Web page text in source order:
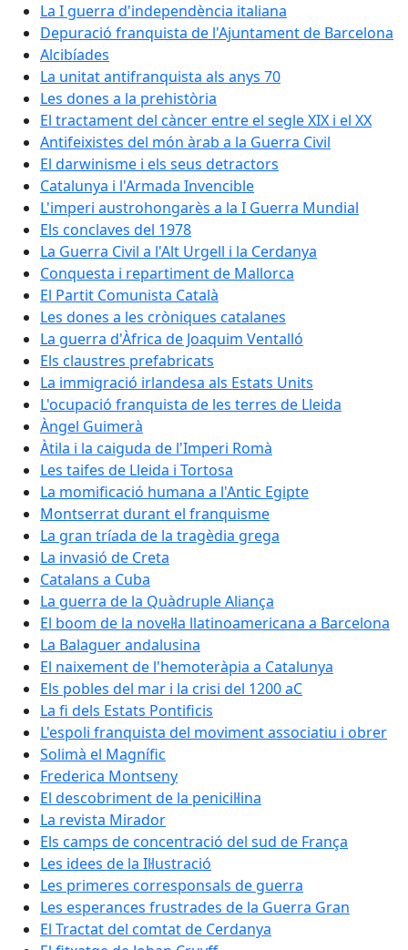
La I guerra d'independència italiana
Depuració franquista de l'Ajuntament de Barcelona
Alcibíades
La unitat antifranquista als anys 70
Les dones a la prehistòria
El tractament del càncer entre el segle XIX i el XX
Antifeixistes del món àrab a la Guerra Civil
El darwinisme i els seus detractors
Catalunya i l'Armada Invencible
L'imperi austrohongarès a la I Guerra Mundial
Els conclaves del 1978
La Guerra Civil a l'Alt Urgell i la Cerdanya
Conquesta i repartiment de Mallorca
El Partit Comunista Català
Les dones a les cròniques catalanes
La guerra d'Àfrica de Joaquim Ventalló
Els claustres prefabricats
La immigració irlandesa als Estats Units
L'ocupació franquista de les terres de Lleida
Àngel Guimerà
Àtila i la caiguda de l'Imperi Romà
Les taifes de Lleida i Tortosa
La momificació humana a l'Antic Egipte
Montserrat durant el franquisme
La gran tríada de la tragèdia grega
La invasió de Creta
Catalans a Cuba
La guerra de la Quàdruple Aliança
El boom de la novel·la llatinoamericana a Barcelona
La Balaguer andalusina
El naixement de l'hemoteràpia a Catalunya
Els pobles del mar i la crisi del 1200 aC
La fi dels Estats Pontificis
L'espoli franquista del moviment associatiu i obrer
Solimà el Magnífic
Frederica Montseny
El descobriment de la penicil·lina
La revista Mirador
Els camps de concentració del sud de França
Les idees de la Il·lustració
Les primeres corresponsals de guerra
Les esperances frustrades de la Guerra Gran
El Tractat del comtat de Cerdanya